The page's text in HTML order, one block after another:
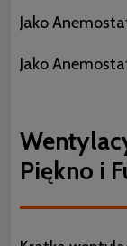
Jako
Jako
Piękno i